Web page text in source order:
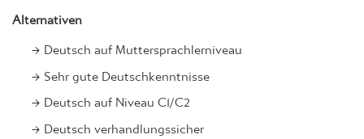
Alternativen
Deutsch auf Muttersprachlerniveau
Sehr gute Deutschkenntnisse
Deutsch auf Niveau C1/C2
Deutsch verhandlungssicher